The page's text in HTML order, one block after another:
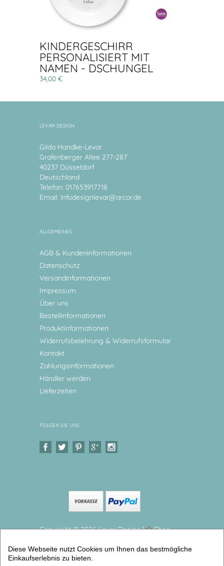
KINDERGESCHIRR
PERSONALISIERT MIT
NAMEN - DSCHUNGEL
34,00 €
LEVAR DESIGN
Gilda Handke-Levar
Grafenberger Allee 277-287
40237 Düsseldorf
Deutschland
Telefon: 017653917718
Email: infodesignlevar@arcor.de
ALLGEMEINES
AGB & Kundeninformationen
Datenschutz
Versandinformationen
Impressum
Über uns
Bestellinformationen
Produktinformationen
Widerrufsbelehrung & Widerrufsformular
Kontakt
Zahlungsinformationen
Händler werden
Lieferzeiten
FOLGEN SIE UNS
Copyright © 2026 Levar Design |
Shop
Personalisierte Kinderteller Bauernhof 2 Kinderteller
aus Melamin, BPA frei, hergestellt in Deutschland (2er
Diese Webseite nutzt Cookies um Ihnen das bestmögliche
Einkaufserlebnis zu bieten.